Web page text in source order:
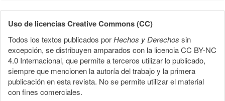
Uso de licencias Creative Commons (CC)
Todos los textos publicados porHechos y Derechos sin
excepción, se distribuyen amparados con la licencia CC BY-NC
4.0 Internacional, que permite a terceros utilizar lo publicado,
siempre que mencionen la autoría del trabajo y la primera
publicación en esta revista. No se permite utilizar el material
con fines comerciales.